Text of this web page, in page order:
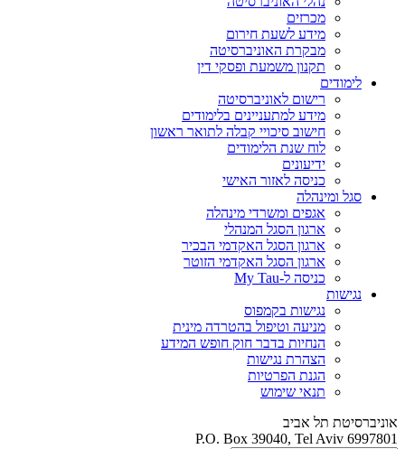
מכרזים
מידע לשעת חירום
מבקרת האוניברסיטה
תקנון משמעת ופסקי דין
לימודים
רישום לאוניברסיטה
מידע למתעניינים בלימודים
חישוב סיכויי קבלה לתואר ראשון
לוח שנת הלימודים
ידיעונים
כניסה לאזור האישי
סגל ומינהלה
אגפים ומשרדי מינהלה
ארגון הסגל המנהלי
ארגון הסגל האקדמי הבכיר
ארגון הסגל האקדמי הזוטר
כניסה ל-My Tau
נגישות
נגישות בקמפוס
מניעה וטיפול בהטרדה מינית
הנחיות בדבר חוק חופש המידע
הצהרת נגישות
הגנת הפרטיות
תנאי שימוש
אוניברסיטת תל אביב
P.O. Box 39040, Tel Aviv 6997801